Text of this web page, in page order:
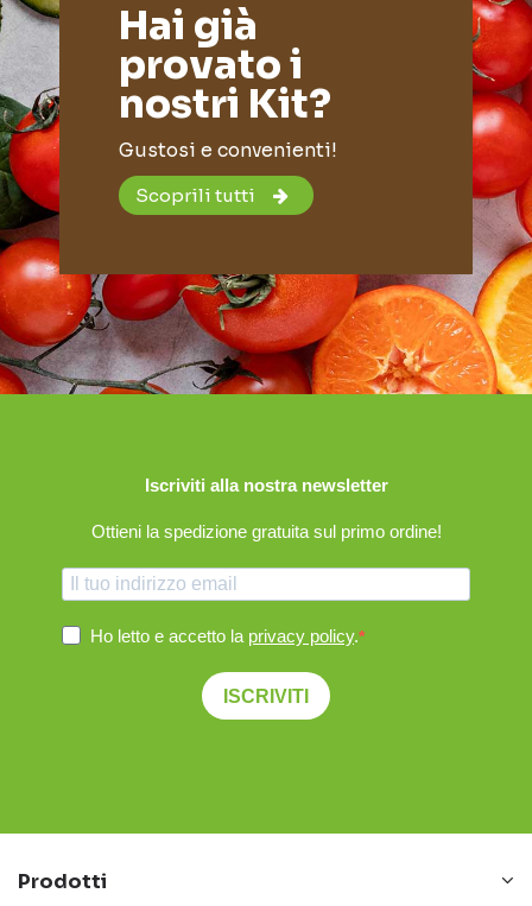
Hai già
provato i
nostri Kit?
Gustosi e convenienti!
Scoprili tutti
Iscriviti alla nostra newsletter
Ottieni la spedizione gratuita sul primo ordine!
Ho letto e accetto la privacy policy.
ISCRIVITI
Prodotti